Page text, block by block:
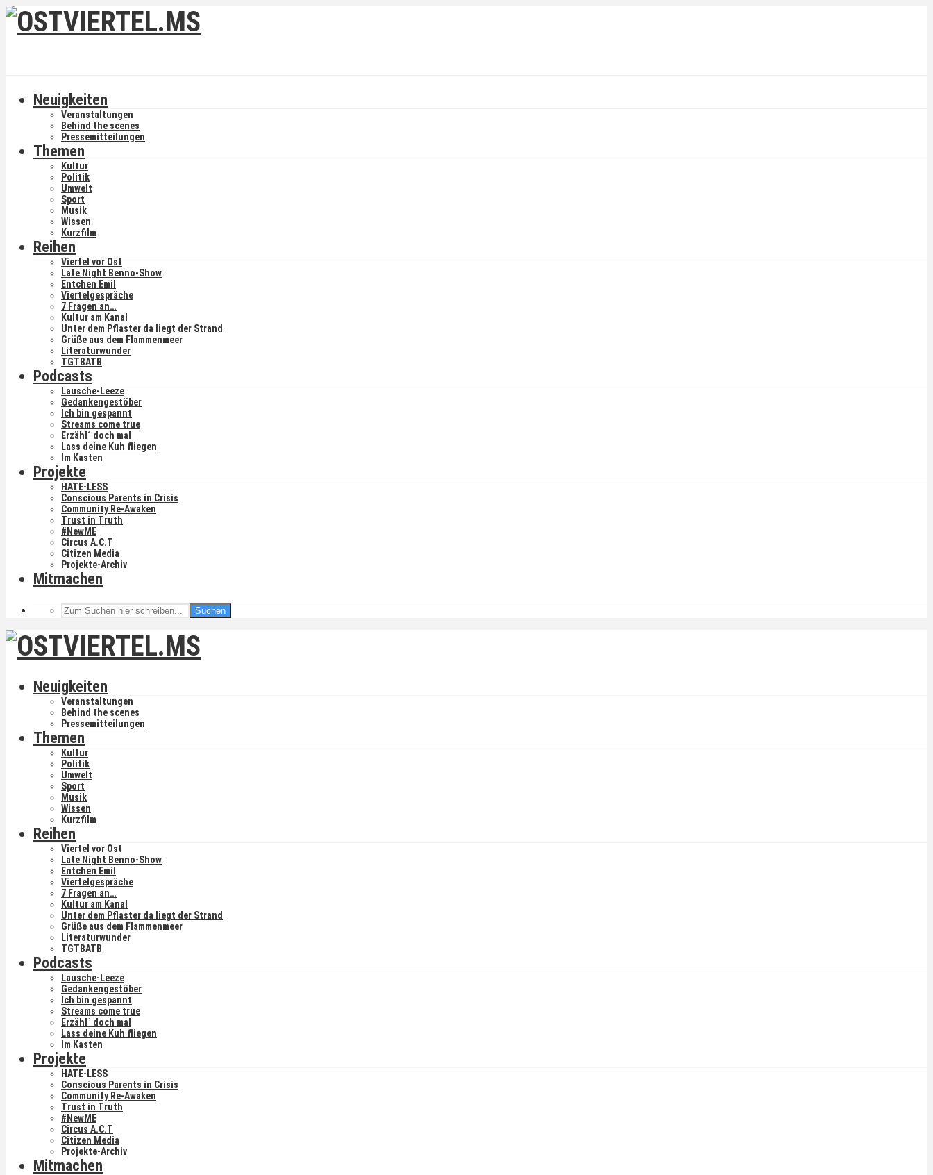
Neuigkeiten
Veranstaltungen
Behind the scenes
Pressemitteilungen
Themen
Kultur
Politik
Umwelt
Sport
Musik
Wissen
Kurzfilm
Reihen
Viertel vor Ost
Late Night Benno-Show
Entchen Emil
Viertelgespräche
7 Fragen an…
Kultur am Kanal
Unter dem Pflaster da liegt der Strand
Grüße aus dem Flammenmeer
Literaturwunder
TGTBATB
Podcasts
Lausche-Leeze
Gedankengestöber
Ich bin gespannt
Streams come true
Erzähl´ doch mal
Lass deine Kuh fliegen
Im Kasten
Projekte
HATE-LESS
Conscious Parents in Crisis
Community Re-Awaken
Trust in Truth
#NewME
Circus A.C.T
Citizen Media
Projekte-Archiv
Mitmachen
Suchen
Neuigkeiten
Veranstaltungen
Behind the scenes
Pressemitteilungen
Themen
Kultur
Politik
Umwelt
Sport
Musik
Wissen
Kurzfilm
Reihen
Viertel vor Ost
Late Night Benno-Show
Entchen Emil
Viertelgespräche
7 Fragen an…
Kultur am Kanal
Unter dem Pflaster da liegt der Strand
Grüße aus dem Flammenmeer
Literaturwunder
TGTBATB
Podcasts
Lausche-Leeze
Gedankengestöber
Ich bin gespannt
Streams come true
Erzähl´ doch mal
Lass deine Kuh fliegen
Im Kasten
Projekte
HATE-LESS
Conscious Parents in Crisis
Community Re-Awaken
Trust in Truth
#NewME
Circus A.C.T
Citizen Media
Projekte-Archiv
Mitmachen